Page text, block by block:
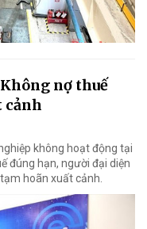
nợ thuế
cảnh
không hoạt động tại
đúng hạn, người đại diện
hoãn xuất cảnh.